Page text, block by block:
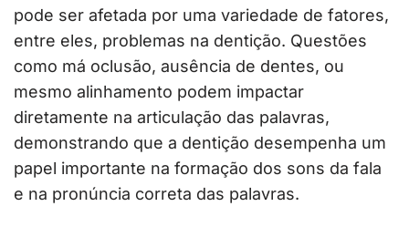
pode ser afetada por uma variedade de fatores,
entre eles, problemas na dentição. Questões
como má oclusão, ausência de dentes, ou
mesmo alinhamento podem impactar
diretamente na articulação das palavras,
demonstrando que a dentição desempenha um
papel importante na formação dos sons da fala
e na pronúncia correta das palavras.